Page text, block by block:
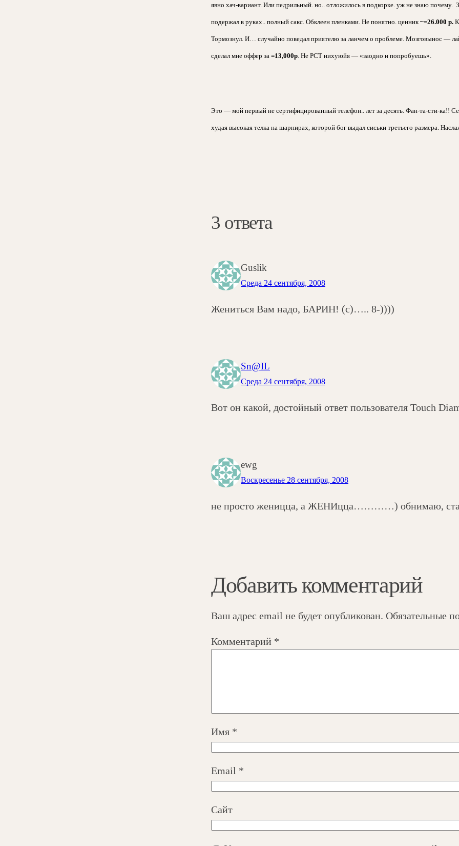
явно хач-вариант. Или педрильный. но.. отложилось в подкорке. уж не знаю почему.
подержал в руках.. полный сакс. Обклеен пленками. Не понятно. ценник ~=26.000 р.
Тормознул. И… случайно поведал приятелю за ланчем о проблеме. Мозговынос —
сделал мне оффер за =13,000р . Не РСТ нихуюйя — «заодно и попробуешь».
Это — мой первый не сертифицированный телефон.. лет за десять. Фан-та-сти-ка!!
худая высокая телка на шарнирах, которой бог выдал сиськи третьего размера.
3 ответа
Guslik
Среда 24 сентября, 2008
Жениться Вам надо, БАРИН! (с)….. 8-))))
Sn@IL
Среда 24 сентября, 2008
Вот он какой, достойный ответ пользователя Touch
ewg
Воскресенье 28 сентября, 2008
не просто женицца, а ЖЕНИцца…………) обнимаю,
Добавить комментарий
Ваш адрес email не будет опубликован. Обязательные
Комментарий *
Имя *
Email *
Сайт